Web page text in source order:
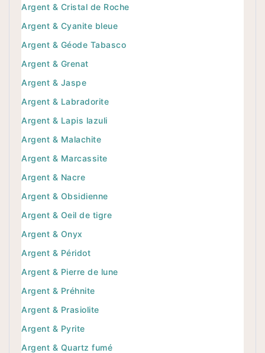
Argent & Cristal de Roche
Argent & Cyanite bleue
Argent & Géode Tabasco
Argent & Grenat
Argent & Jaspe
Argent & Labradorite
Argent & Lapis lazuli
Argent & Malachite
Argent & Marcassite
Argent & Nacre
Argent & Obsidienne
Argent & Oeil de tigre
Argent & Onyx
Argent & Péridot
Argent & Pierre de lune
Argent & Préhnite
Argent & Prasiolite
Argent & Pyrite
Argent & Quartz fumé